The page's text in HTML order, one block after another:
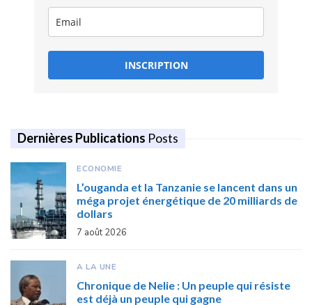
INSCRIPTION
Dernières Publications Posts
ECONOMIE
L’ouganda et la Tanzanie se lancent dans un
méga projet énergétique de 20 milliards de
dollars
7 août 2026
A LA UNE
Chronique de Nelie : Un peuple qui résiste
est déjà un peuple qui gagne